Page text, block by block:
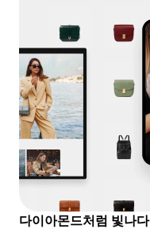
다이아몬드처럼 빛나다